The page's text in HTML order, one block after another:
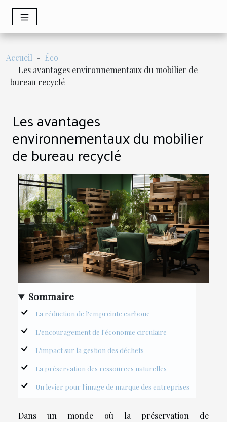
Accueil
Éco
Les avantages environnementaux du mobilier de
bureau recyclé
Les avantages
environnementaux du mobilier
de bureau recyclé
Sommaire
La réduction de l'empreinte carbone
L'encouragement de l'économie circulaire
L'impact sur la gestion des déchets
La préservation des ressources naturelles
Un levier pour l'image de marque des entreprises
Dans un monde où la préservation de